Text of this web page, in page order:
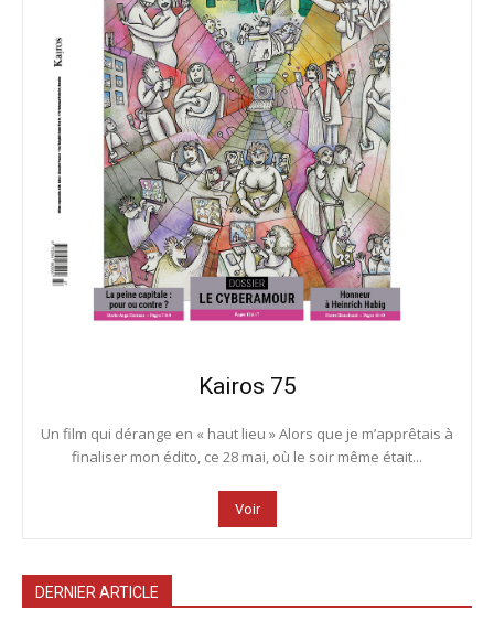
Kairos 75
Un film qui dérange en « haut lieu » Alors que je m’apprêtais à
finaliser mon édito, ce 28 mai, où le soir même était...
Voir
DERNIER ARTICLE